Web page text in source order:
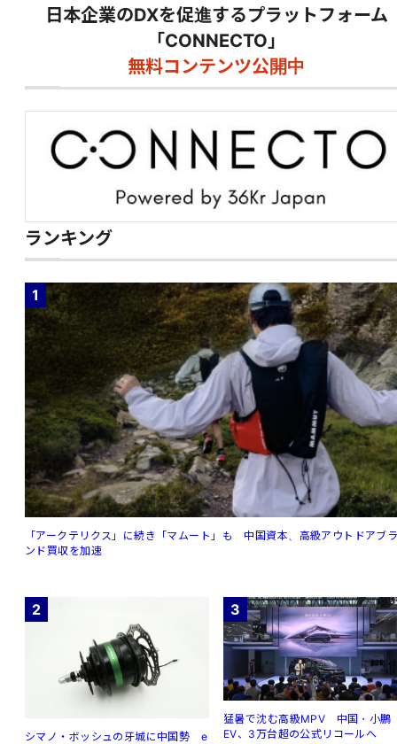
日本企業のDXを促進するプラットフォーム
「CONNECTO」
無料コンテンツ公開中
ランキング
1
「アークテリクス」に続き「マムート」も 中国資本、高級アウトドアブ
ンド買収を加速
2
シマノ・ボッシュの牙城に中国勢 e
3
猛暑で沈む高級MPV 中国・小鵬
EV、3万台超の公式リコールへ